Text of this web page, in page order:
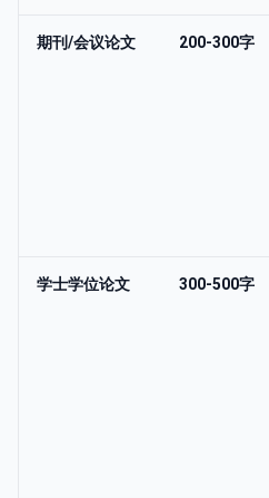
期刊/会议论文 200-300字
学士学位论文 300-500字